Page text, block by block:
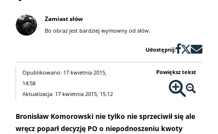
Zamiast słów
Bo obraz jest bardziej wymowny od słów.
Udostępnij:
Opublikowano: 17 kwietnia 2015,
14:58
Aktualizacja: 17 kwietnia 2015, 15:12
Powiększ tekst
Bronisław Komorowski nie tylko nie sprzeciwił się ale
wręcz poparł decyzję PO o niepodnoszeniu kwoty